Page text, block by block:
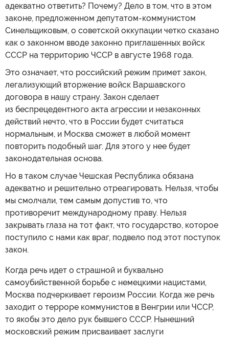
адекватно ответить? Почему? Дело в том, что в этом
законе, предложенном депутатом-коммунистом
Синельщиковым, о советской оккупации четко сказано
как о законном вводе законно приглашенных войск
СССР на территорию ЧССР в августе 1968 года.
Это означает, что российский режим примет закон,
легализующий вторжение войск Варшавского
договора в нашу страну. Закон сделает
из беспрецедентного акта агрессии и незаконных
действий нечто, что в России будет считаться
нормальным, и Москва сможет в любой момент
повторить подобный шаг. Для этого у нее будет
законодательная основа.
Но в таком случае Чешская Республика обязана
адекватно и решительно отреагировать. Нельзя, чтобы
мы смолчали, тем самым допустив то, что
противоречит международному праву. Нельзя
закрывать глаза на тот факт, что государство, которое
поступило с нами как враг, подвело под этот поступок
закон.
Когда речь идет о страшной и буквально
самоубийственной борьбе с немецкими нацистами,
Москва подчеркивает героизм России. Когда же речь
заходит о терроре коммунистов в Венгрии или ЧССР,
то якобы это дело рук бывшего СССР. Нынешний
московский режим присваивает заслуги